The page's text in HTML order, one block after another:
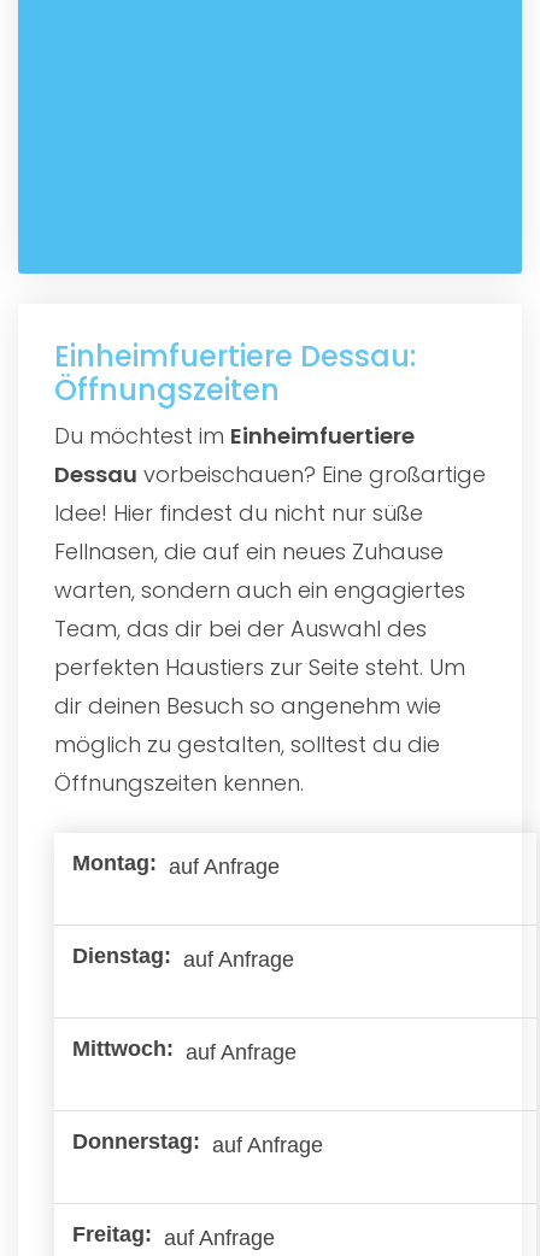
Einheimfuertiere Dessau:
Öffnungszeiten
Du möchtest im Einheimfuertiere
Dessau vorbeischauen? Eine großartige
Idee! Hier findest du nicht nur süße
Fellnasen, die auf ein neues Zuhause
warten, sondern auch ein engagiertes
Team, das dir bei der Auswahl des
perfekten Haustiers zur Seite steht. Um
dir deinen Besuch so angenehm wie
möglich zu gestalten, solltest du die
Öffnungszeiten kennen.
auf Anfrage
auf Anfrage
auf Anfrage
auf Anfrage
auf Anfrage